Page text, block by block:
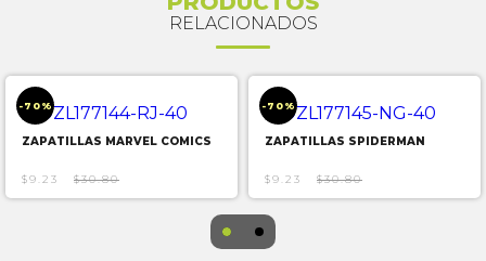
RELACIONADOS
-70%
ZAPATILLAS MARVEL COMICS
$9.23 $30.80
-70%
ZAPATILLAS SPIDERMAN
$9.23 $30.80